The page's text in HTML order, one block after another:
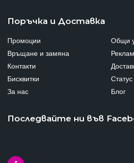
Поръчка и Доставка
Промоции
Общи
Връщане и замяна
Контакти
Бисквитки
За нас
Блог
Последвайте ни във